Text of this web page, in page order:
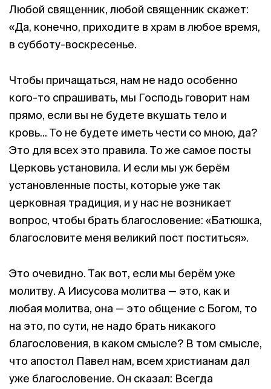
Любой священник, любой священник скажет:
«Да, конечно, приходите в храм в любое время,
в субботу-воскресенье.
Чтобы причащаться, нам не надо особенно
кого-то спрашивать, мы Господь говорит нам
прямо, если вы не будете вкушать тело и
кровь... То не будете иметь чести со мною, да?
Это для всех это правила. То же самое посты
Церковь установила. И если мы уж берём
установленные посты, которые уже так
церковная традиция, и у нас не возникает
вопрос, чтобы брать благословение: «Батюшка,
благословите меня великий пост поститься».
Это очевидно. Так вот, если мы берём уже
молитву. А Иисусова молитва — это, как и
любая молитва, она — это общение с Богом, то
на это, по сути, не надо брать никакого
благословения, в каком смысле? В том смысле,
что апостол Павел нам, всем христианам дал
уже благословение. Он сказал: Всегда